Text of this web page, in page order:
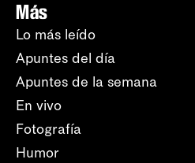
Más
Lo más leído
Apuntes del día
Apuntes de la semana
En vivo
Fotografía
Humor